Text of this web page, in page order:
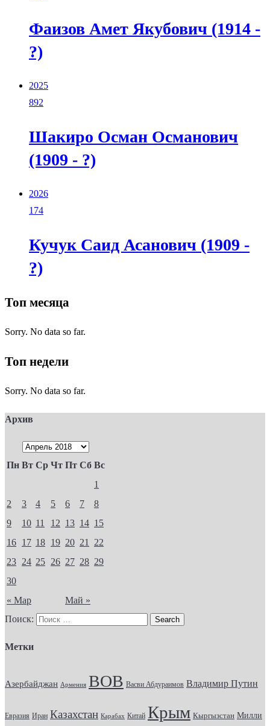
Фаизов Амет Якубович (1914 -
?)
2025
892
Шакиро Осман Османович
(1909 - ?)
2026
174
Кучук Саид Асанович (1909 -
?)
Топ месяца
Sorry. No data so far.
Топ недели
Sorry. No data so far.
Архив
Пн Вт Ср Чт Пт Сб Вс
« Мар Май »
1
2
3 4 5 6 7
8
9
10 11 12 13 14 15
16 17 18 19 20 21
22
23 24 25 26 27 28 29
30
Поиск:
Метки
Азербайджан Армения ВОВ Васви Абдураимов Владимир Путин
Евразия Иран Казахстан Карабах Китай Крым Кыргызстан Милли